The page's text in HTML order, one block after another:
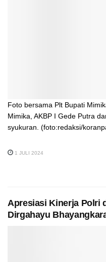
Foto bersama Plt Bupati
Mimika, AKBP I Gede Putra
syukuran. (foto:redaksi/
1 JULI 2024
Apresiasi Kinerja Polri
Dirgahayu